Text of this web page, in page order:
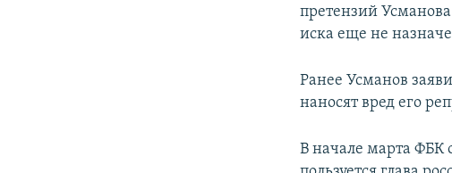
претензий
иска еще не
Ранее Усманов
наносят вред его
В начале марта ФБК